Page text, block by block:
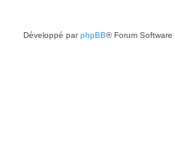
Développé parphpBB® Forum